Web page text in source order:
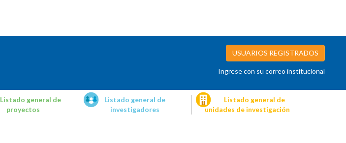
USUARIOS REGISTRADOS
Ingrese con su correo institucional
Listado general de
proyectos
Listado general de
investigadores
Listado general de
unidades de investigación